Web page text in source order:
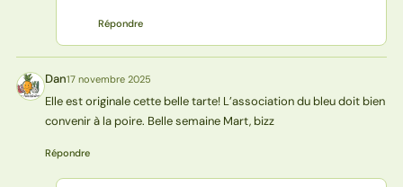
Répondre
D Dan17 novembre 2025
Elle est originale cette belle tarte! L’association du bleu doit bien
convenir à la poire. Belle semaine Mart, bizz
Répondre